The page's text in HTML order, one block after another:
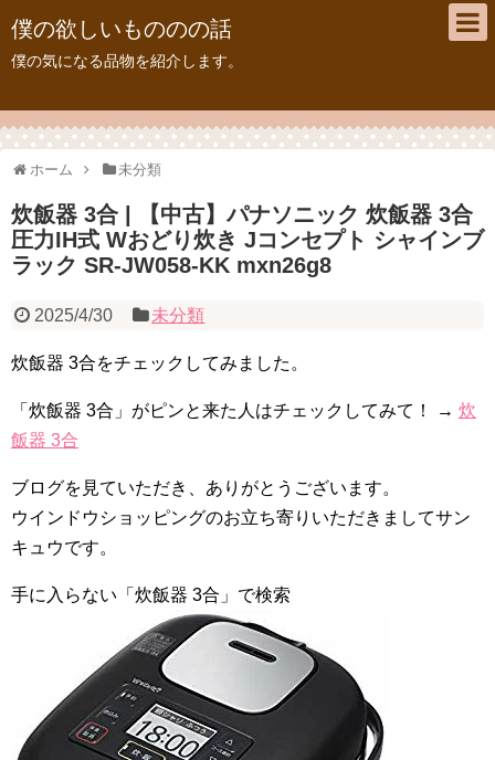
僕の欲しいもののの話
僕の気になる品物を紹介します。
ホーム 未分類
炊飯器 3合 | 【中古】パナソニック 炊飯器 3合
圧力IH式 Wおどり炊き Jコンセプト シャインブ
ラック SR-JW058-KK mxn26g8
2025/4/30 未分類
炊飯器 3合をチェックしてみました。
「炊飯器 3合」がピンと来た人はチェックしてみて！ → 炊
飯器 3合
ブログを見ていただき、ありがとうございます。
ウインドウショッピングのお立ち寄りいただきましてサン
キュウです。
手に入らない「炊飯器 3合」で検索